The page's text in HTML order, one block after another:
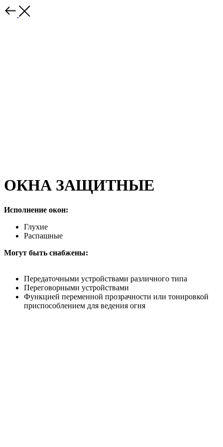
ОКНА ЗАЩИТНЫЕ
Исполнение окон:
Глухие
Распашные
Могут быть снабжены:
Передаточными устройствами различного типа
Переговорными устройствами
Функцией переменной прозрачности или тонировкой
приспособлением для ведения огня